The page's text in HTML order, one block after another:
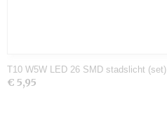
T10 W5W LED 26 SMD stadslicht (set)
€ 5,95